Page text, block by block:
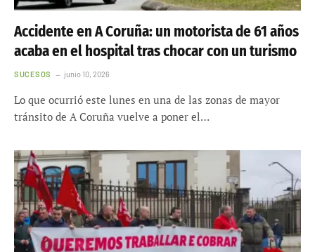
Accidente en A Coruña: un motorista de 61 años
acaba en el hospital tras chocar con un turismo
SUCESOS junio 10, 2026
Lo que ocurrió este lunes en una de las zonas de mayor
tránsito de A Coruña vuelve a poner el…